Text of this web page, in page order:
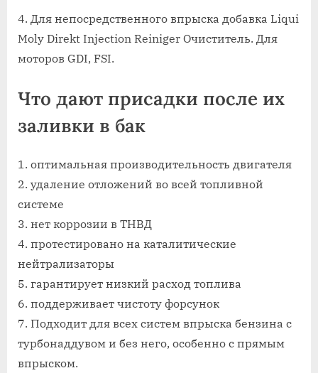
4. Для непосредственного впрыска добавка Liqui
Moly Direkt Injection Reiniger Очиститель. Для
моторов GDI, FSI.
Что дают присадки после их
заливки в бак
1. оптимальная производительность двигателя
2. удаление отложений во всей топливной
системе
3. нет коррозии в ТНВД
4. протестировано на каталитические
нейтрализаторы
5. гарантирует низкий расход топлива
6. поддерживает чистоту форсунок
7. Подходит для всех систем впрыска бензина с
турбонаддувом и без него, особенно с прямым
впрыском.